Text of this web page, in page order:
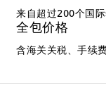
来自超过200个国
全包价格
含海关关税、手续